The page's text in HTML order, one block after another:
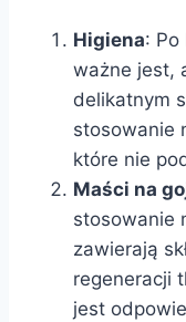
Higiena: Po
ważne jest,
delikatnym
stosowanie
które nie
Maści na
stosowanie
zawierają
regeneracji
jest